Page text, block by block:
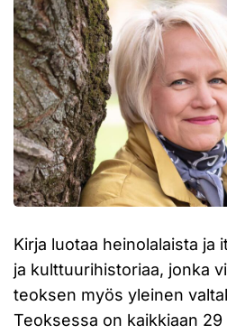
Kirja luotaa heinolalaista ja
ja kulttuurihistoriaa, jonka
teoksen myös yleinen
Teoksessa on kaikkiaan